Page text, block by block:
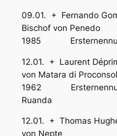
09.01. + Fernando
Bischof von
1985
12.01. + Laurent
von Matara di
1962
Ruanda
12.01. + Thomas
von